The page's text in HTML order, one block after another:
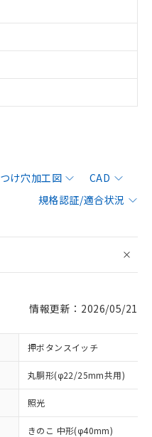
け穴加工図
CAD
規格認証/適合状況
情報更新：2026/05/21
押ボタンスイッチ
丸胴形(φ22/25mm共用)
照光
きのこ 中形(φ40mm)